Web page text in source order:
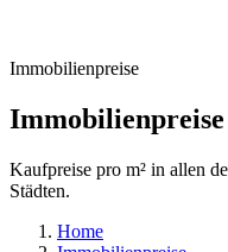
Immobilienpreise
Kaufpreise pro m² in allen
Städten.
Home